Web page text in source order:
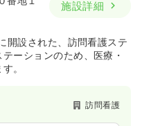
施設詳細
開設された、訪問看護ステ
ーションのため、医療・
。
訪問看護